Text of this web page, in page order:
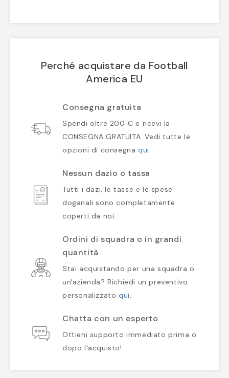
Perché acquistare da Football
America EU
Consegna gratuita
Spendi oltre 200 € e ricevi la
CONSEGNA GRATUITA. Vedi tutte le
opzioni di consegna qui.
Nessun dazio o tassa
Tutti i dazi, le tasse e le spese
doganali sono completamente
coperti da noi.
Ordini di squadra o in grandi
quantità
Stai acquistando per una squadra o
un'azienda? Richiedi un preventivo
personalizzato qui.
Chatta con un esperto
Ottieni supporto immediato prima o
dopo l'acquisto!